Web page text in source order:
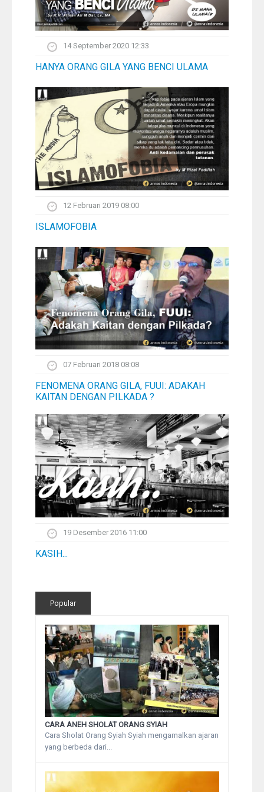
14 September 2020 12:33
HANYA ORANG GILA YANG BENCI ULAMA
12 Februari 2019 08:00
ISLAMOFOBIA
07 Februari 2018 08:08
FENOMENA ORANG GILA, FUUI: ADAKAH
KAITAN DENGAN PILKADA ?
19 Desember 2016 11:00
KASIH...
Popular
CARA ANEH SHOLAT ORANG SYIAH
Cara Sholat Orang Syiah Syiah mengamalkan ajaran
yang berbeda dari...